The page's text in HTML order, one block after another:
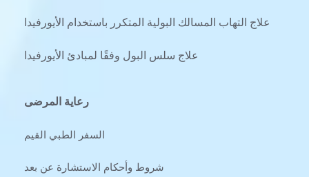
علاج التهاب المسالك البولية المتكرر باستخدام الأيورفيدا
علاج سلس البول وفقًا لمبادئ الأيورفيدا
رعاية المرضى
السفر الطبي القيم
شروط وأحكام الاستشارة عن بعد